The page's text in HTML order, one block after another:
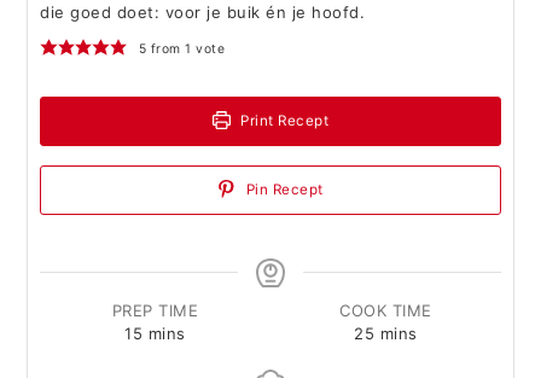
die goed doet: voor je buik én je hoofd.
5 from 1 vote
Print Recept
Pin Recept
PREP TIME
15 minutes
mins
COOK TIME
25 minutes
mins